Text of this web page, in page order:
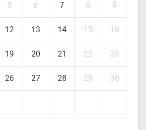
5 6 7 8 9
12 13 14 15 16
19 20 21 22 23
26 27 28 29 30